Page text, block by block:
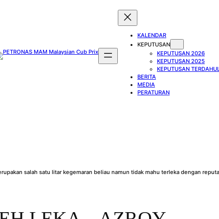
KALENDAR
KEPUTUSAN
KEPUTUSAN 2026
KEPUTUSAN 2025
KEPUTUSAN
BERITA
MEDIA
PERATURAN